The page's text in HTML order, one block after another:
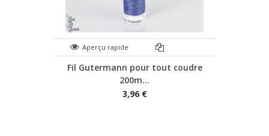
Aperçu rapide
Fil Gutermann pour tout coudre
200m...
3,96 €